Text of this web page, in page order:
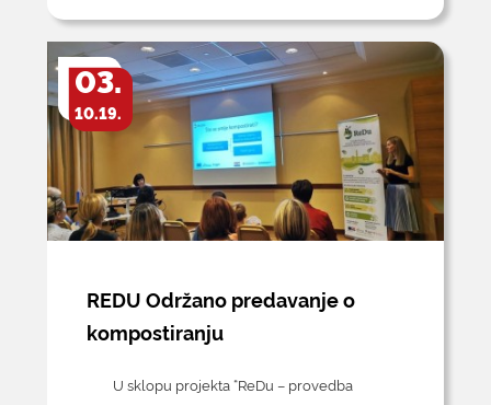
03.
10.19.
REDU Održano predavanje o
kompostiranju
U sklopu projekta “ReDu – provedba